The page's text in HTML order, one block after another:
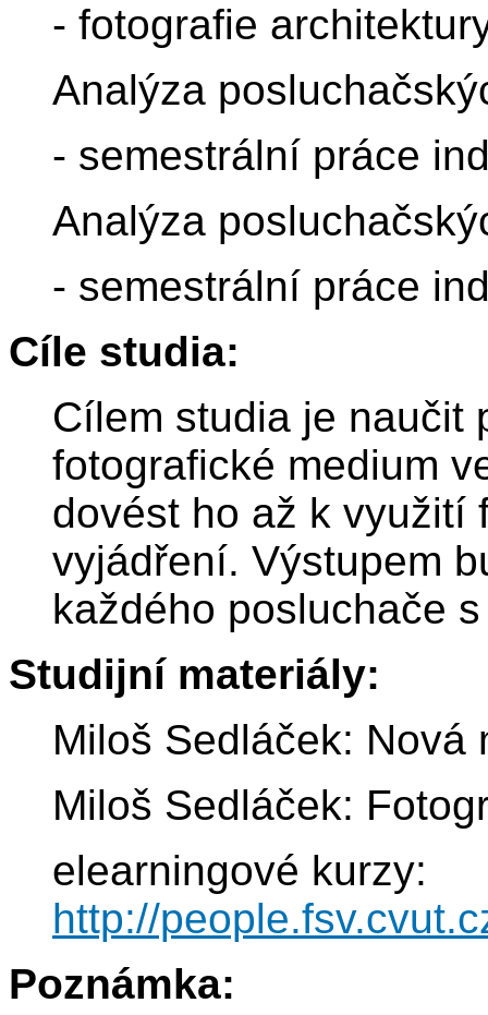
- fotografie
Analýza
- semestrální práce
Analýza
- semestrální práce
Cíle studia:
Cílem studia je naučit
fotografické medium
dovést ho až k využití
vyjádření. Výstupem
každého posluchače
Studijní materiály:
Miloš Sedláček: Nová
Miloš Sedláček:
elearningové kurzy:
http://
Poznámka: